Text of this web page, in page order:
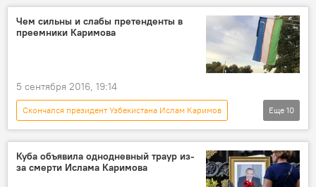
Узбекистан
Владимир Путин
Чем сильны и слабы претенденты в
преемники Каримова
5 сентября 2016, 19:14
Скончался президент Узбекистана Ислам Каримов
Политика
Новости
В мире
Азия
Узбекистан
Феликс Кулов
Артур Медетбеков
Рустам Азимов
Еще 10
Куба объявила однодневный траур из-
за смерти Ислама Каримова